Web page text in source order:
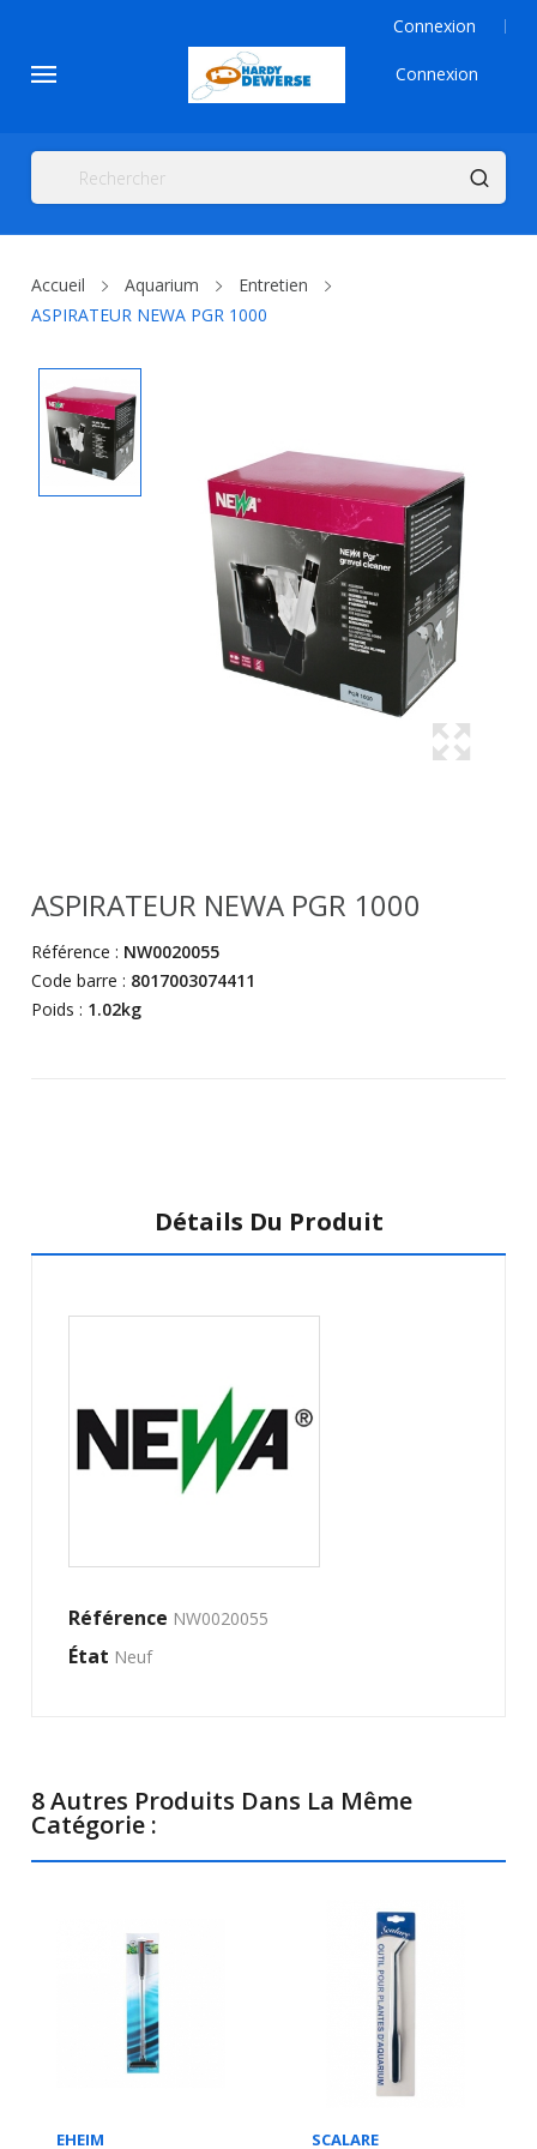
Connexion
Connexion
Accueil Aquarium
Entretien
ASPIRATEUR NEWA PGR 1000
ASPIRATEUR NEWA PGR 1000
Référence : NW0020055
Code barre : 8017003074411
Poids : 1.02kg
Détails Du Produit
Référence NW0020055
État Neuf
8 Autres Produits Dans La Même
Catégorie :
EHEIM SCALARE